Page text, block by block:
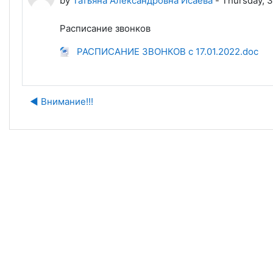
Расписание звонков
РАСПИСАНИЕ ЗВОНКОВ с 17.01.2022.doc
◀︎ Внимание!!!